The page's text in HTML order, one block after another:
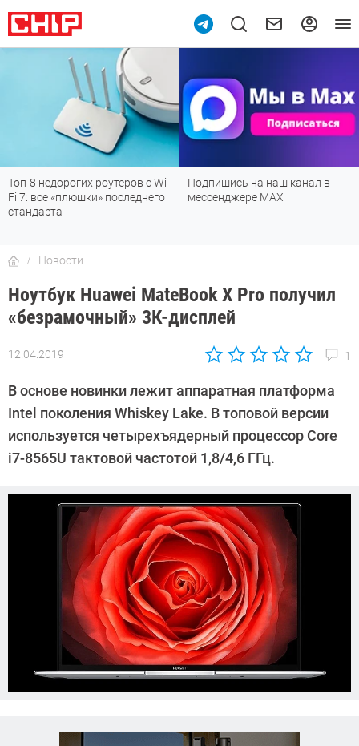
Топ-8 недорогих роутеров с Wi-
Fi 7: все «плюшки» последнего
стандарта
Подпишись на наш канал в
мессенджере МАХ
Новости
Ноутбук Huawei MateBook X Pro получил
«безрамочный» 3К-дисплей
12.04.2019 1
Автор:
Кошик
В основе новинки лежит аппаратная платформа
Intel поколения Whiskey Lake. В топовой версии
используется четырехъядерный процессор Core
i7-8565U тактовой частотой 1,8/4,6 ГГц.